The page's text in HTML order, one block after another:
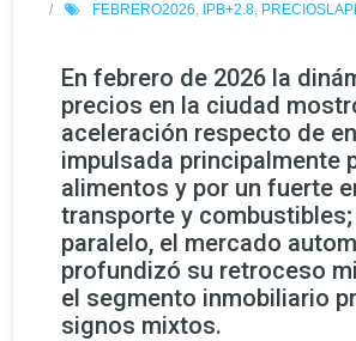
FEBRERO2026, IPB+2.8,
En febrero de 2026 la
precios en la ciudad
aceleración respecto de
impulsada principalmente
alimentos y por un fuerte
transporte y combustibles;
paralelo, el mercado
profundizó su retroceso
el segmento inmobiliario
signos mixtos.